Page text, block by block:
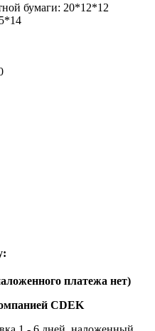
бумаги: 20*12*12
платежа нет)
CDEK